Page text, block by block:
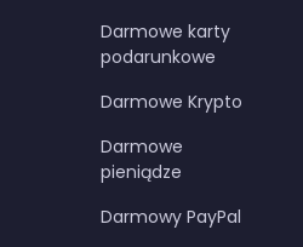
Darmowe karty
podarunkowe
Darmowe Krypto
Darmowe
pieniądze
Darmowy PayPal